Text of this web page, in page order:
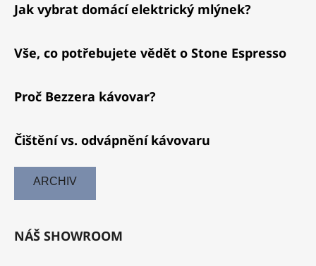
Jak vybrat domácí elektrický mlýnek?
Vše, co potřebujete vědět o Stone Espresso
Proč Bezzera kávovar?
Čištění vs. odvápnění kávovaru
ARCHIV
NÁŠ SHOWROOM